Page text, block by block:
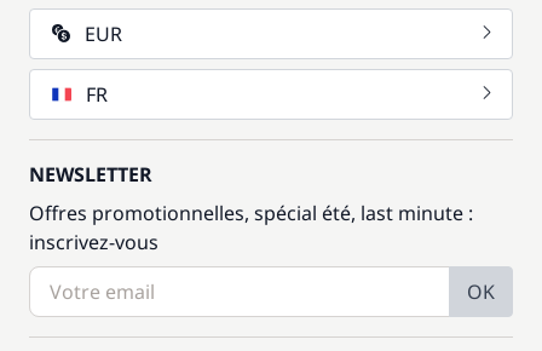
EUR
FR
NEWSLETTER
Offres promotionnelles, spécial été, last minute :
inscrivez-vous
OK